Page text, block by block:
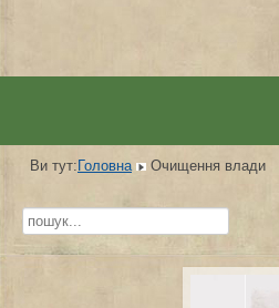
Ви тут: Головна Очищення влади
Пошук...